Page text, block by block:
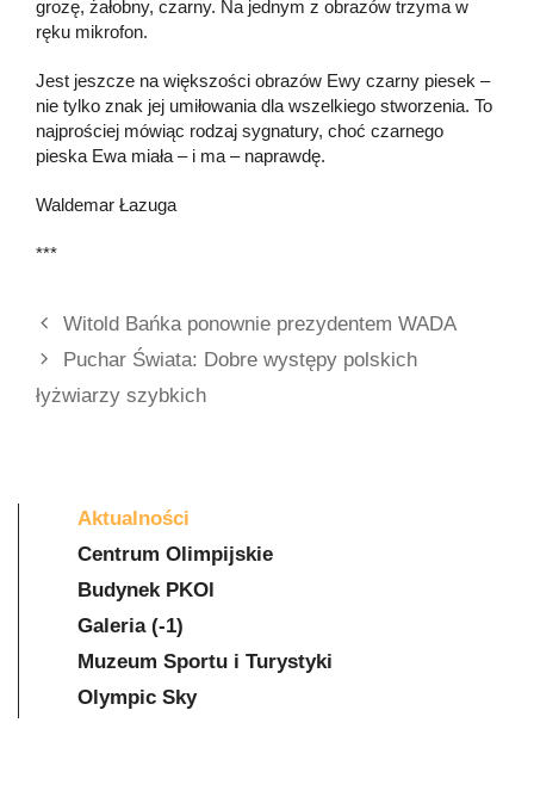
grozę, żałobny, czarny. Na jednym z obrazów trzyma w
ręku mikrofon.
Jest jeszcze na większości obrazów Ewy czarny piesek –
nie tylko znak jej umiłowania dla wszelkiego stworzenia. To
najprościej mówiąc rodzaj sygnatury, choć czarnego
pieska Ewa miała – i ma – naprawdę.
Waldemar Łazuga
***
Witold Bańka ponownie prezydentem WADA
Puchar Świata: Dobre występy polskich
łyżwiarzy szybkich
Aktualności
Centrum Olimpijskie
Budynek PKOl
Galeria (-1)
Muzeum Sportu i Turystyki
Olympic Sky